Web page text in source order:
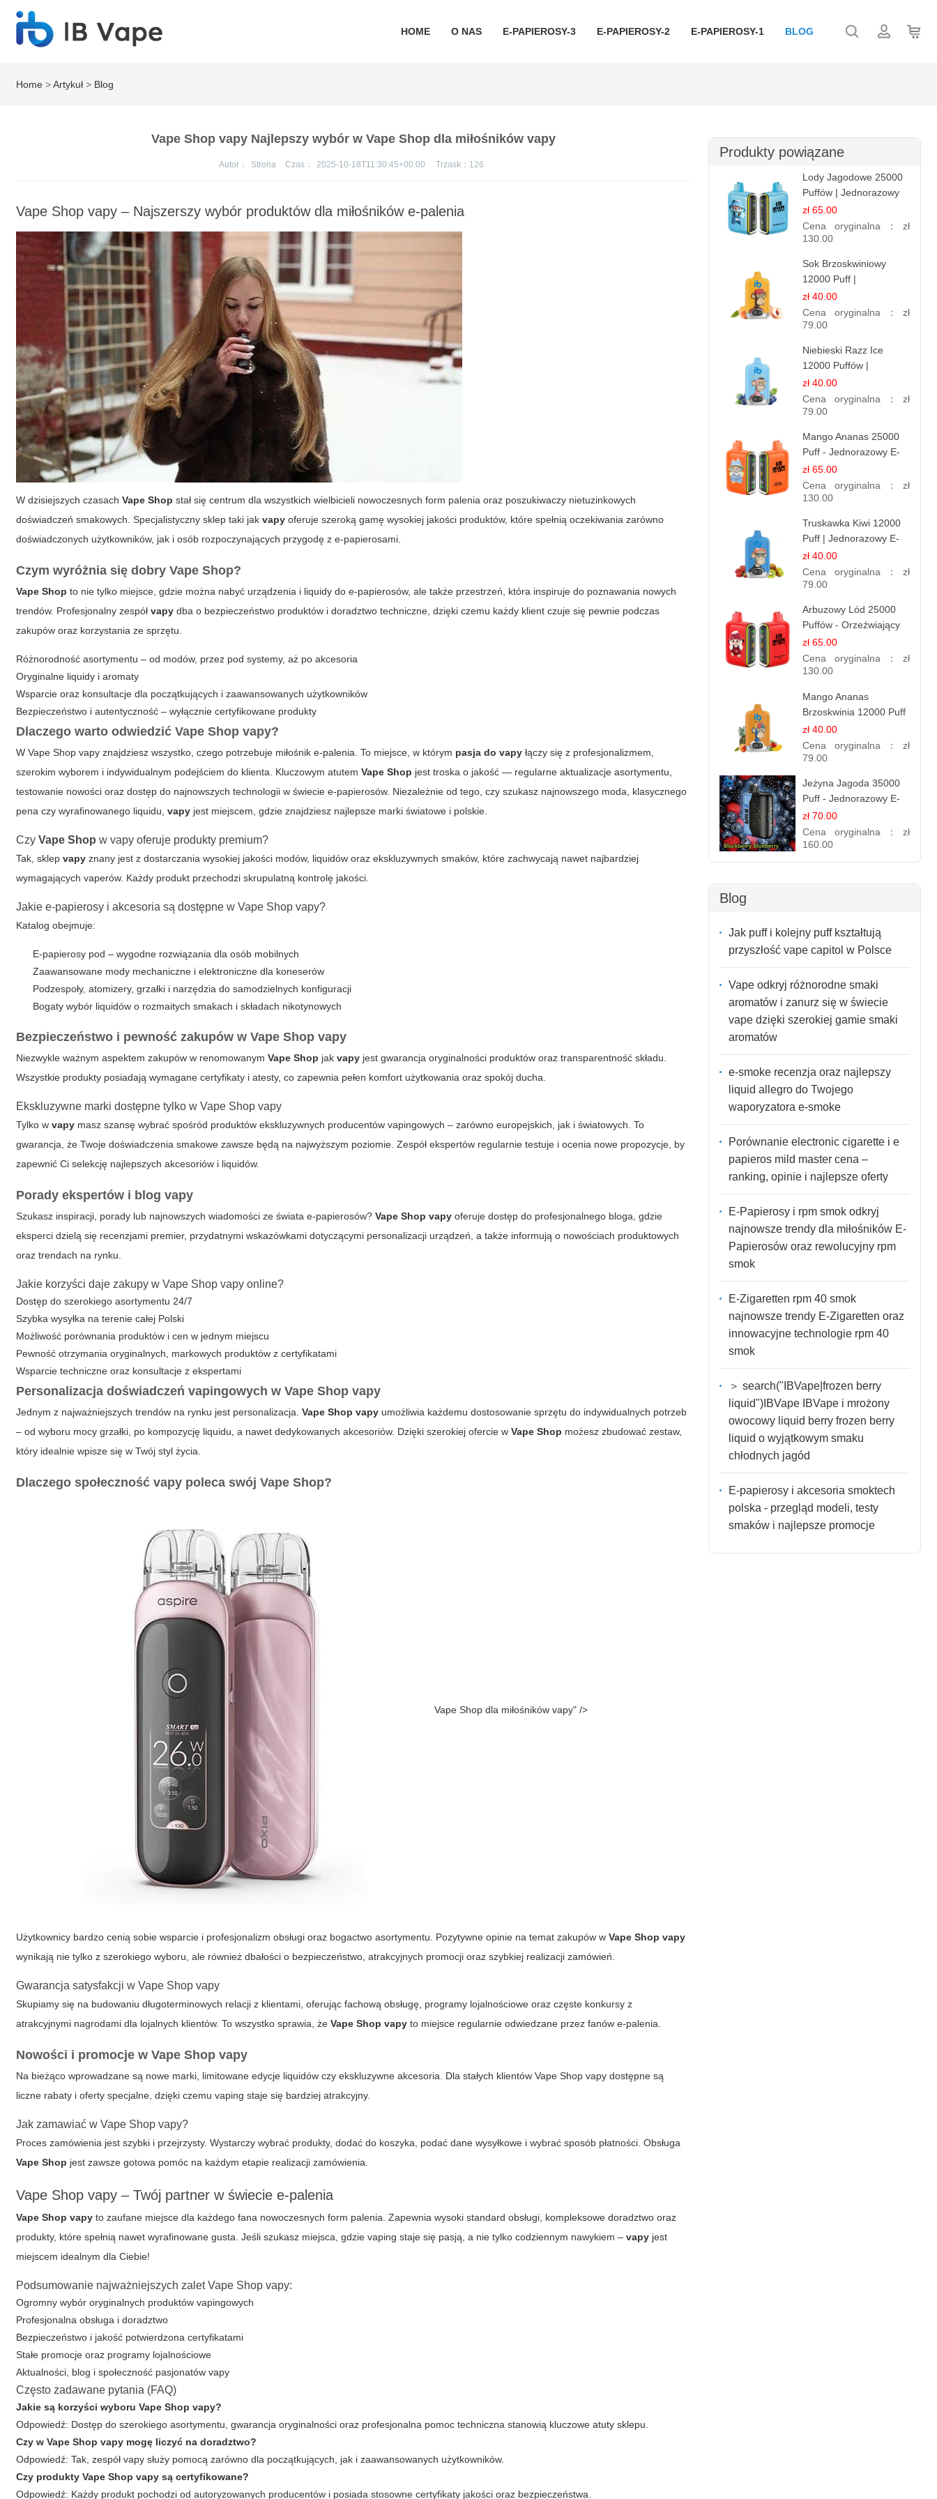
HOME O NAS E-PAPIEROSY-3 E-PAPIEROSY-2 E-PAPIEROSY-1 BLOG
Home >Artykuł > Blog
Vape Shop vapy Najlepszy wybór w Vape Shop dla miłośników vapy
Autor： Strona Czas： 2025-10-18T11:30:45+00:00 Trzask： 126
Vape Shop vapy – Najszerszy wybór produktów dla miłośników e-palenia
W dzisiejszych czasachVape Shop stał się centrum dla wszystkich wielbicieli nowoczesnych form palenia oraz poszukiwaczy nietuzinkowych
doświadczeń smakowych. Specjalistyczny sklep taki jakvapy oferuje szeroką gamę wysokiej jakości produktów, które spełnią oczekiwania zarówno
doświadczonych użytkowników, jak i osób rozpoczynających przygodę z e-papierosami.
Czym wyróżnia się dobry Vape Shop?
Vape Shop to nie tylko miejsce, gdzie można nabyć urządzenia i liquidy do e-papierosów, ale także przestrzeń, która inspiruje do poznawania nowych
trendów. Profesjonalny zespółvapy dba o bezpieczeństwo produktów i doradztwo techniczne, dzięki czemu każdy klient czuje się pewnie podczas
zakupów oraz korzystania ze sprzętu.
Różnorodność asortymentu – od modów, przez pod systemy, aż po akcesoria
Oryginalne liquidy i aromaty
Wsparcie oraz konsultacje dla początkujących i zaawansowanych użytkowników
Bezpieczeństwo i autentyczność – wyłącznie certyfikowane produkty
Dlaczego warto odwiedzić Vape Shop vapy?
WVape Shop vapy znajdziesz wszystko, czego potrzebuje miłośnik e-palenia. To miejsce, w którym pasja do vapy łączy się z profesjonalizmem,
szerokim wyborem i indywidualnym podejściem do klienta. Kluczowym atutemVape Shop jest troska o jakość — regularne aktualizacje asortymentu,
testowanie nowości oraz dostęp do najnowszych technologii w świecie e-papierosów. Niezależnie od tego, czy szukasz najnowszego moda , klasycznego
pena czy wyrafinowanego liquidu,vapy jest miejscem, gdzie znajdziesz najlepsze marki światowe i polskie.
CzyVape Shop w vapy oferuje produkty premium?
Tak, sklepvapy znany jest z dostarczania wysokiej jakości modów, liquidów oraz ekskluzywnych smaków, które zachwycają nawet najbardziej
wymagających vaperów. Każdy produkt przechodzi skrupulatną kontrolę jakości.
Jakie e-papierosy i akcesoria są dostępne w Vape Shop vapy?
Katalog obejmuje:
E-papierosy pod – wygodne rozwiązania dla osób mobilnych
Zaawansowane mody mechaniczne i elektroniczne dla koneserów
Podzespoły, atomizery, grzałki i narzędzia do samodzielnych konfiguracji
Bogaty wybór liquidów o rozmaitych smakach i składach nikotynowych
Bezpieczeństwo i pewność zakupów w Vape Shop vapy
Niezwykle ważnym aspektem zakupów w renomowanymVape Shop jakvapy jest gwarancja oryginalności produktów oraz transparentność składu.
Wszystkie produkty posiadają wymagane certyfikaty i atesty, co zapewnia pełen komfort użytkowania oraz spokój ducha.
Ekskluzywne marki dostępne tylko w Vape Shop vapy
Tylko wvapy masz szansę wybrać spośród produktów ekskluzywnych producentów vapingowych – zarówno europejskich, jak i światowych. To
gwarancja, że Twoje doświadczenia smakowe zawsze będą na najwyższym poziomie. Zespół ekspertów regularnie testuje i ocenia nowe propozycje, by
zapewnić Ci selekcję najlepszych akcesoriów i liquidów.
Porady ekspertów i blog vapy
Szukasz inspiracji, porady lub najnowszych wiadomości ze świata e-papierosów?Vape Shop vapy oferuje dostęp do profesjonalnego bloga, gdzie
eksperci dzielą się recenzjami premier, przydatnymi wskazówkami dotyczącymi personalizacji urządzeń, a także informują o nowościach produktowych
oraz trendach na rynku.
Jakie korzyści daje zakupy w Vape Shop vapy online?
Dostęp do szerokiego asortymentu 24/7
Szybka wysyłka na terenie całej Polski
Możliwość porównania produktów i cen w jednym miejscu
Pewność otrzymania oryginalnych, markowych produktów z certyfikatami
Wsparcie techniczne oraz konsultacje z ekspertami
Personalizacja doświadczeń vapingowych w Vape Shop vapy
Jednym z najważniejszych trendów na rynku jest personalizacja.Vape Shop vapy umożliwia każdemu dostosowanie sprzętu do indywidualnych potrzeb
– od wyboru mocy grzałki, po kompozycję liquidu, a nawet dedykowanych akcesoriów. Dzięki szerokiej ofercie wVape Shop możesz zbudować zestaw,
który idealnie wpisze się w Twój styl życia.
Dlaczego społeczność vapy poleca swój Vape Shop?
Vape Shop dla miłośników vapy" />
Użytkownicy bardzo cenią sobie wsparcie i profesjonalizm obsługi oraz bogactwo asortymentu. Pozytywne opinie na temat zakupów wVape Shop vapy
wynikają nie tylko z szerokiego wyboru, ale również dbałości o bezpieczeństwo, atrakcyjnych promocji oraz szybkiej realizacji zamówień.
Gwarancja satysfakcji w Vape Shop vapy
Skupiamy się na budowaniu długoterminowych relacji z klientami, oferując fachową obsługę, programy lojalnościowe oraz częste konkursy z
atrakcyjnymi nagrodami dla lojalnych klientów. To wszystko sprawia, żeVape Shop vapy to miejsce regularnie odwiedzane przez fanów e-palenia.
Nowości i promocje w Vape Shop vapy
Na bieżąco wprowadzane są nowe marki, limitowane edycje liquidów czy ekskluzywne akcesoria. Dla stałych klientów Vape Shopvapy dostępne są
liczne rabaty i oferty specjalne, dzięki czemu vaping staje się bardziej atrakcyjny.
Jak zamawiać w Vape Shop vapy?
Proces zamówienia jest szybki i przejrzysty. Wystarczy wybrać produkty, dodać do koszyka, podać dane wysyłkowe i wybrać sposób płatności. Obsługa
Vape Shop jest zawsze gotowa pomóc na każdym etapie realizacji zamówienia.
Vape Shop vapy – Twój partner w świecie e-palenia
Vape Shop vapy to zaufane miejsce dla każdego fana nowoczesnych form palenia. Zapewnia wysoki standard obsługi, kompleksowe doradztwo oraz
produkty, które spełnią nawet wyrafinowane gusta. Jeśli szukasz miejsca, gdzie vaping staje się pasją, a nie tylko codziennym nawykiem –vapy jest
miejscem idealnym dla Ciebie!
Podsumowanie najważniejszych zalet Vape Shop vapy:
Ogromny wybór oryginalnych produktów vapingowych
Profesjonalna obsługa i doradztwo
Bezpieczeństwo i jakość potwierdzona certyfikatami
Stałe promocje oraz programy lojalnościowe
Aktualności, blog i społeczność pasjonatów vapy
Często zadawane pytania (FAQ)
Jakie są korzyści wyboru Vape Shop vapy?
Odpowiedź: Dostęp do szerokiego asortymentu, gwarancja oryginalności oraz profesjonalna pomoc techniczna stanowią kluczowe atuty sklepu.
Czy w Vape Shop vapy mogę liczyć na doradztwo?
Odpowiedź: Tak, zespół vapy służy pomocą zarówno dla początkujących, jak i zaawansowanych użytkowników.
Czy produkty Vape Shop vapy są certyfikowane?
Odpowiedź: Każdy produkt pochodzi od autoryzowanych producentów i posiada stosowne certyfikaty jakości oraz bezpieczeństwa.
Produkty powiązane
Lody Jagodowe 25000
Puffów | Jednorazowy
E-papieros | Deserowy
Smak
zł 65.00
Cena oryginalna： zł
130.00
Sok Brzoskwiniowy
12000 Puff |
Jednorazowy E-
papieros | Owocowy
Smak
zł 40.00
Cena oryginalna： zł
79.00
Niebieski Razz Ice
12000 Puffów |
Jednorazowy E-
papieros | Jagodowy
Chłód
zł 40.00
Cena oryginalna： zł
79.00
Mango Ananas 25000
Puff - Jednorazowy E-
papieros | Egzotyczny
Smak
zł 65.00
Cena oryginalna： zł
130.00
Truskawka Kiwi 12000
Puff | Jednorazowy E-
papierosy | Owocowa
Mieszanka
zł 40.00
Cena oryginalna： zł
79.00
Arbuzowy Lód 25000
Puffów - Orzeźwiający
E-papieros
Jednorazowy
zł 65.00
Cena oryginalna： zł
130.00
Mango Ananas
Brzoskwinia 12000 Puff
| Jednorazowy E-
papieros | Tropikalny
Smak
zł 40.00
Cena oryginalna： zł
79.00
Jeżyna Jagoda 35000
Puff - Jednorazowy E-
papieros | Smak
Leśnych Owoców
zł 70.00
Cena oryginalna： zł
160.00
Blog
Jak puff i kolejny puff kształtują
przyszłość vape capitol w Polsce
Vape odkryj różnorodne smaki
aromatów i zanurz się w świecie
vape dzięki szerokiej gamie smaki
aromatów
e-smoke recenzja oraz najlepszy
liquid allegro do Twojego
waporyzatora e-smoke
Porównanie electronic cigarette i e
papieros mild master cena –
ranking, opinie i najlepsze oferty
E-Papierosy i rpm smok odkryj
najnowsze trendy dla miłośników E-
Papierosów oraz rewolucyjny rpm
smok
E-Zigaretten rpm 40 smok
najnowsze trendy E-Zigaretten oraz
innowacyjne technologie rpm 40
smok
＞ search("IBVape|frozen berry
liquid")IBVape IBVape i mrożony
owocowy liquid berry frozen berry
liquid o wyjątkowym smaku
chłodnych jagód
E-papierosy i akcesoria smoktech
polska - przegląd modeli, testy
smaków i najlepsze promocje